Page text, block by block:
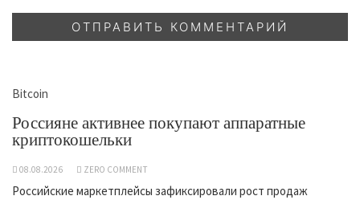
Bitcoin
Россияне активнее покупают аппаратные
криптокошельки
08.08.2026 ZERO COMMENT
Российские маркетплейсы зафиксировали рост продаж